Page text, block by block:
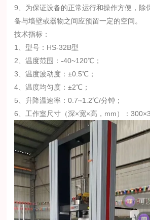
9、为保证设备的正常运行和操作方便，除
备与墙壁或器物之间应预留一定的空间。
技术指标：
1、型号：HS-32B型
2、温度范围：-40~120℃；
3、温度波动度：±0.5℃；
4、温度均匀度：±2℃；
5、升降温速率：0.7~1.2℃/分钟；
6、工作室尺寸（深×宽×高，mm）：